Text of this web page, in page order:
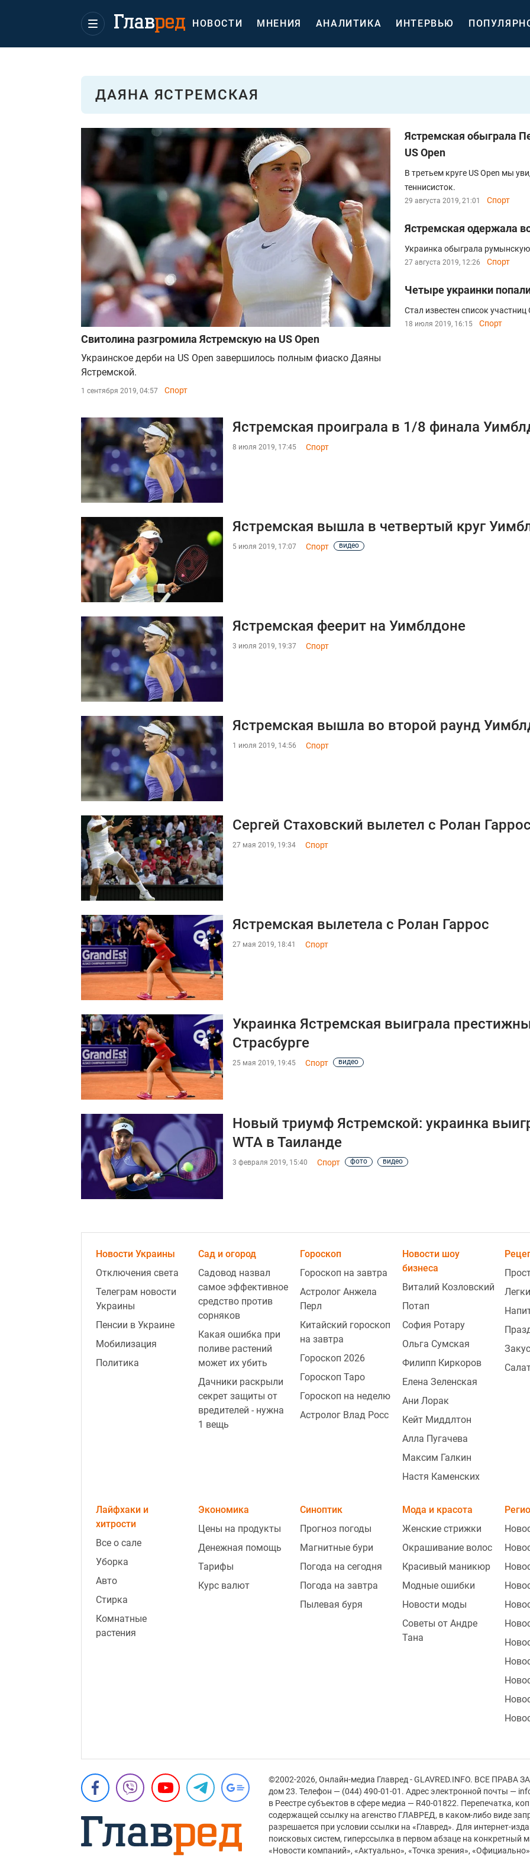
НОВОСТИ МНЕНИЯ АНАЛИТИКА ИНТЕРВЬЮ
ДАЯНА ЯСТРЕМСКАЯ
Свитолина разгромила Ястремскую на US Open
Украинское дерби на US Open завершилось полным фиаско Даяны
Ястремской.
1 сентября 2019, 04:57 Спорт
Ястремская обыграла
US Open
В третьем круге US Open мы
теннисисток.
29 августа 2019, 21:01 Спорт
Ястремская одержала
Украинка обыграла
27 августа 2019, 12:26 Спорт
Четыре украинки
Стал известен список
18 июля 2019, 16:15 Спорт
Ястремская проиграла в 1/8 финала
8 июля 2019, 17:45 Спорт
Ястремская вышла в четвертый круг
5 июля 2019, 17:07 Спорт видео
Ястремская феерит на Уимблдоне
3 июля 2019, 19:37 Спорт
Ястремская вышла во второй раунд
1 июля 2019, 14:56 Спорт
Сергей Стаховский вылетел с Ролан
27 мая 2019, 19:34 Спорт
Ястремская вылетела с Ролан Гаррос
27 мая 2019, 18:41 Спорт
Украинка Ястремская выиграла
Страсбурге
25 мая 2019, 19:45 Спорт видео
Новый триумф Ястремской: украинка
WTA в Таиланде
3 февраля 2019, 15:40 Спорт фото видео
Новости Украины
Отключения света
Телеграм новости
Украины
Пенсии в Украине
Мобилизация
Политика
Сад и огород
Садовод назвал
самое эффективное
средство против
сорняков
Какая ошибка при
поливе растений
может их убить
Дачники раскрыли
секрет защиты от
вредителей - нужна
1 вещь
Гороскоп
Гороскоп на завтра
Астролог Анжела
Перл
Китайский гороскоп
на завтра
Гороскоп 2026
Гороскоп Таро
Гороскоп на неделю
Астролог Влад Росс
Новости шоу
бизнеса
Виталий Козловский
Потап
София Ротару
Ольга Сумская
Филипп Киркоров
Елена Зеленская
Ани Лорак
Кейт Миддлтон
Алла Пугачева
Максим Галкин
Настя Каменских
Лайфхаки и
хитрости
Все о сале
Уборка
Авто
Стирка
Комнатные
растения
Экономика
Цены на продукты
Денежная помощь
Тарифы
Курс валют
Синоптик
Прогноз погоды
Магнитные бури
Погода на сегодня
Погода на завтра
Пылевая буря
Мода и красота
Женские стрижки
Окрашивание волос
Красивый маникюр
Модные ошибки
Новости моды
Советы от Андре
Тана
©2002-2026, Онлайн-медиа Главред - GLAVRED.INFO. ВСЕ ПРАВА
дом 23. Телефон — (044) 490-01-01. Адрес электронной почты —
в Реестре cубъектов в сфере медиа — R40-01822. Перепечатка,
содержащей ссылку на агенство ГЛАВРЕД, в каком-либо виде
разрешается при условии ссылки на «Главред». Для интернет-
поисковых систем, гиперссылка в первом абзаце на
«Новости компаний», «Актуально», «Точка зрения»,